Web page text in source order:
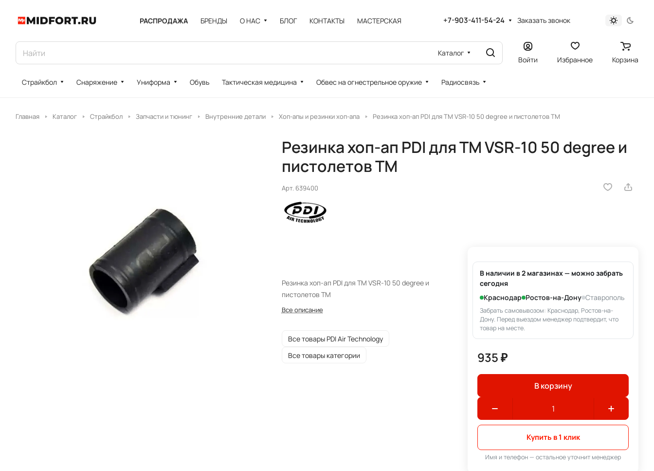
РАСПРОДАЖА БРЕНДЫ О НАС БЛОГ КОНТАКТЫ МАСТЕРСКАЯ +7-903-411-54-24 Заказать звонок
Каталог
Войти Избранное Корзина
Страйкбол Снаряжение Униформа Обувь Тактическая медицина Обвес на огнестрельное оружие Радиосвязь
Главная Каталог Страйкбол Запчасти и тюнинг Внутренние детали Хоп-апы и резинки хоп-апа Резинка хоп-ап PDI для TM VSR-10 50 degree и пистолетов TM
Резинка хоп-ап PDI для TM VSR-10 50 degree и
пистолетов TM
Арт. 639400
Резинка хоп-ап PDI для TM VSR-10 50 degree и
пистолетов TM
Все описание
Все товары PDI Air Technology
Все товары категории
В наличии в 2 магазинах — можно забрать
сегодня
Краснодар Ростов-на-Дону Ставрополь
Забрать самовывозом: Краснодар, Ростов-на-
Дону. Перед выездом менеджер подтвердит, что
товар на месте.
935 ₽
В корзину
Купить в 1 клик
Имя и телефон — остальное уточнит менеджер